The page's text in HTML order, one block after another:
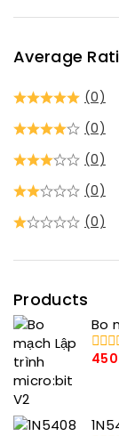
Average
(0)
(0)
(0)
(0)
(0)
Products
Bo
0